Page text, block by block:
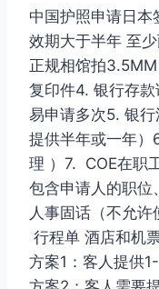
中国护照申请日
效期大于半年 至
正规相馆拍
复印件4. 银行存
易申请多次5. 银
提供半年或一年）
理 ）7. COE在职
包含申请人的职位
人事固话（不允
行程单 酒店和机
方案1：客人提供